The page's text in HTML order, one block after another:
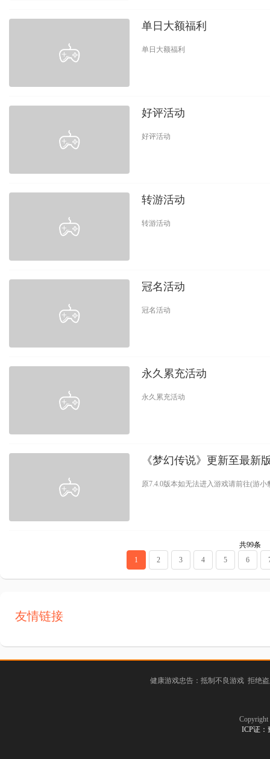
单日大额福利
单日大额福利
好评活动
好评活动
转游活动
转游活动
冠名活动
冠名活动
永久累充活动
永久累充活动
《梦幻传说》更新至最新
原7.4.0版本如无法进入游戏请前往(游
共99条
1
2 3 4 5 6
友情链接
健康游戏忠告：抵制不良游戏 拒绝
ICP证：